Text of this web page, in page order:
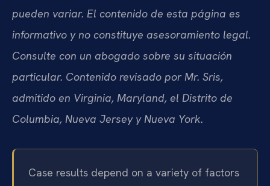
pueden variar. El contenido de esta página es
informativo y no constituye asesoramiento legal.
Consulte con un abogado sobre su situación
particular. Contenido revisado por Mr. Sris,
admitido en Virginia, Maryland, el Distrito de
Columbia, Nueva Jersey y Nueva York.
Case results depend on a variety of factors